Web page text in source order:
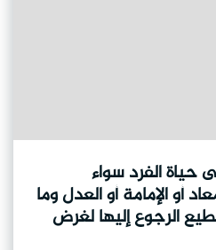
حياة الفرد سواء
أو الإمامة أو العدل وما
الرجوع إليها لغرض